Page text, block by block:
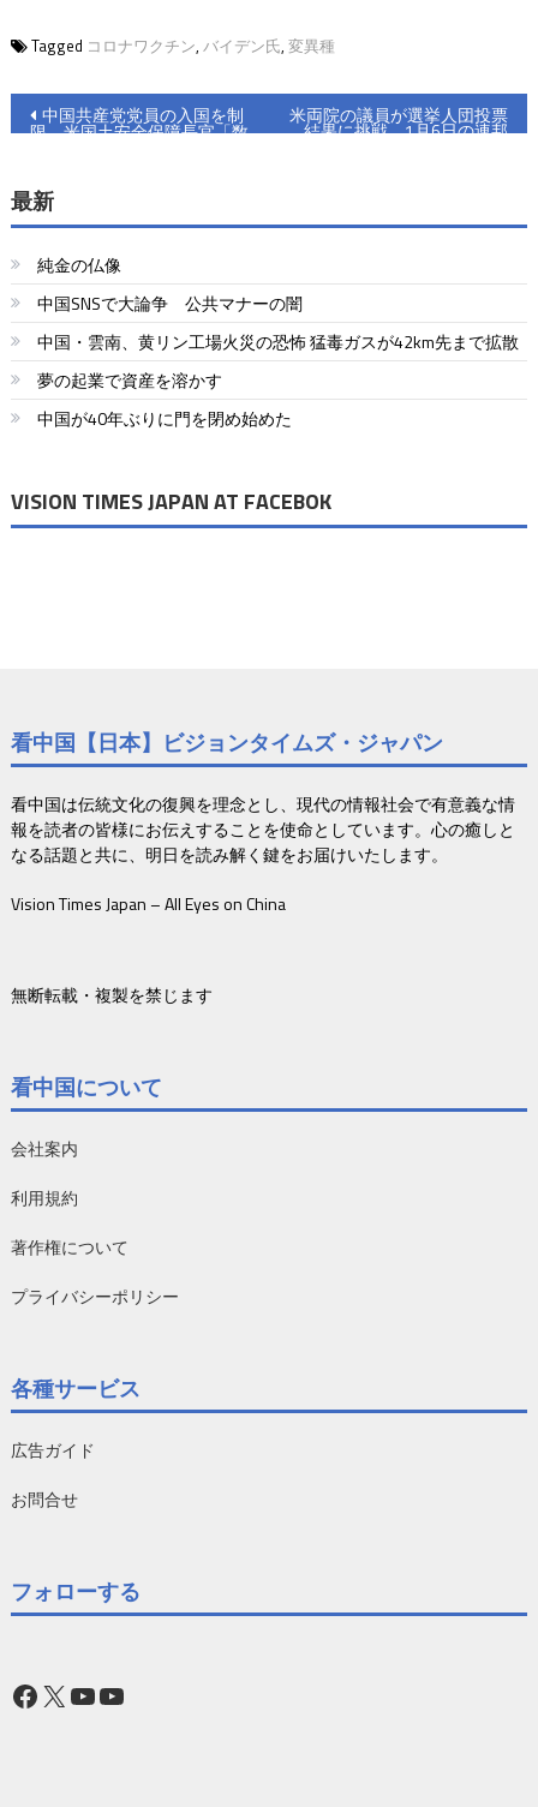
Tagged コロナワクチン, バイデン氏, 変異種
投
ナ
ビ
ゲ
ー
シ
ョ
中国共産党党員の入国を制
限 米国土安全保障長官「数
米両院の議員が選挙人団投票
結果に挑戦、1月6日の連邦
最新
純金の仏像
中国SNSで大論争 公共マナーの闇
中国・雲南、黄リン工場火災の恐怖 猛毒ガスが42km先まで拡散
夢の起業で資産を溶かす
中国が40年ぶりに門を閉め始めた
VISION TIMES JAPAN AT FACEBOK
看中国【日本】ビジョンタイムズ・ジャパン
看中国は伝統文化の復興を理念とし、現代の情報社会で有意義な情
報を読者の皆様にお伝えすることを使命としています。心の癒しと
なる話題と共に、明日を読み解く鍵をお届けいたします。
Vision Times Japan – All Eyes on China
無断転載・複製を禁じます
看中国について
会社案内
利用規約
著作権について
プライバシーポリシー
各種サービス
広告ガイド
お問合せ
フォローする
Facebook
X YouTube
YouTube